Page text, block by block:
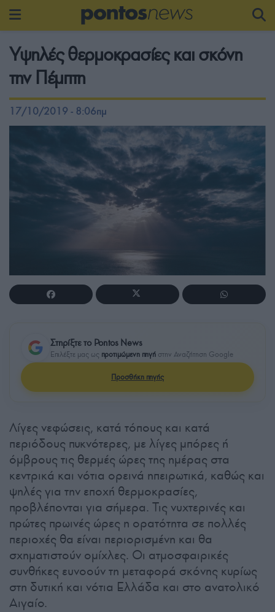
Υψηλές θερμοκρασίες και σκόνη
την Πέμπτη
17/10/2019 - 8:06πμ
Στηρίξτε το Pontos News
Επιλέξτε μας ως προτιμώμενη πηγή στην Αναζήτηση Google
Προσθήκη πηγής
Λίγες νεφώσεις, κατά τόπους και κατά
περιόδους πυκνότερες, με λίγες μπόρες ή
όμβρους τις θερμές ώρες της ημέρας στα
κεντρικά και νότια ορεινά ηπειρωτικά, καθώς και
ψηλές για την εποχή θερμοκρασίες,
προβλέπονται για σήμερα. Τις νυχτερινές και
πρώτες πρωινές ώρες η ορατότητα σε πολλές
περιοχές θα είναι περιορισμένη και θα
σχηματιστούν ομίχλες. Οι ατμοσφαιρικές
συνθήκες ευνοούν τη μεταφορά σκόνης κυρίως
στη δυτική και νότια Ελλάδα και στο ανατολικό
Αιγαίο.